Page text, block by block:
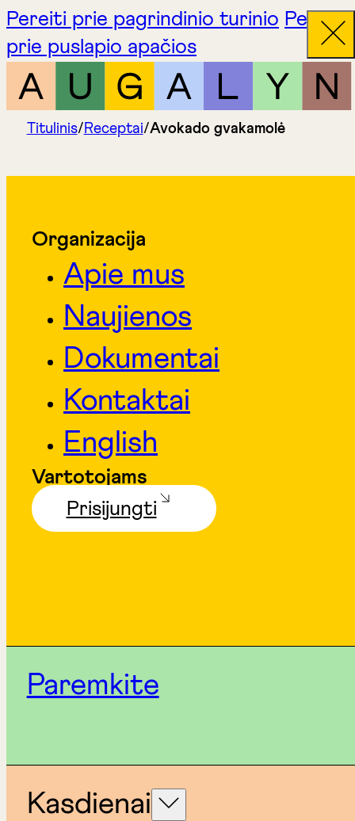
Pereiti prie pagrindinio turinio Pereiti
prie puslapio apačios
Titulinis/Receptai/Avokado gvakamolė
Organizacija
Apie mus
Naujienos
Dokumentai
Kontaktai
English
Vartotojams
Prisijungti
Paremkite
Kasdienai